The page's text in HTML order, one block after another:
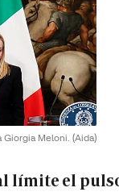
Meloni. (Aida)
límite el